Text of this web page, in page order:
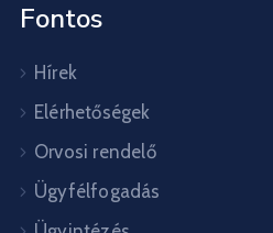
Fontos
Hírek
Elérhetőségek
Orvosi rendelő
Ügyfélfogadás